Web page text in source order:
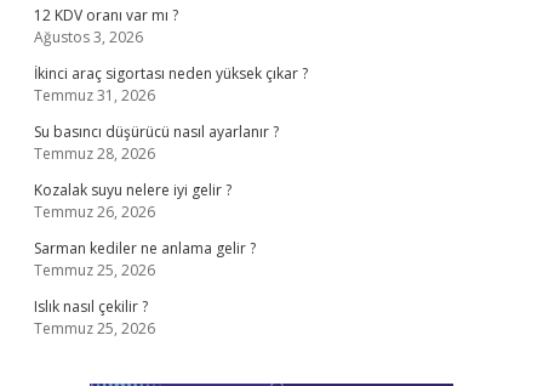
12 KDV oranı var mı ?
Ağustos 3, 2026
İkinci araç sigortası neden yüksek çıkar ?
Temmuz 31, 2026
Su basıncı düşürücü nasıl ayarlanır ?
Temmuz 28, 2026
Kozalak suyu nelere iyi gelir ?
Temmuz 26, 2026
Sarman kediler ne anlama gelir ?
Temmuz 25, 2026
Islık nasıl çekilir ?
Temmuz 25, 2026